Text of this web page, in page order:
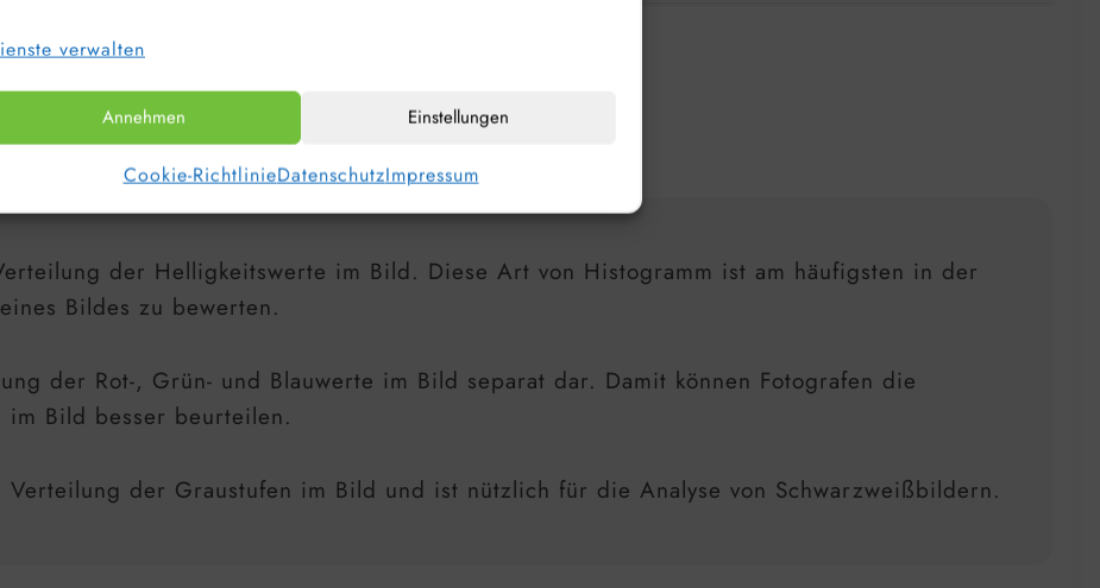
verwalten
Annehmen Einstellungen
Cookie-RichtlinieDatenschutzImpressum
der Helligkeitswerte im Bild. Diese Art von Histogramm ist am häufigsten in der
Bildes zu bewerten.
der Rot-, Grün- und Blauwerte im Bild separat dar. Damit können Fotografen die
im Bild besser beurteilen.
Verteilung der Graustufen im Bild und ist nützlich für die Analyse von Schwarzweißbildern.